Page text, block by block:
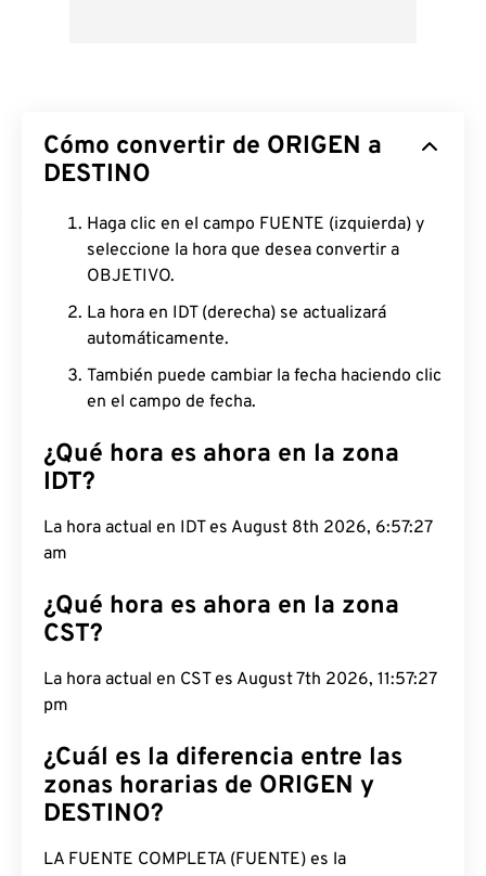
Cómo convertir de ORIGEN a
DESTINO
Haga clic en el campo FUENTE (izquierda) y
seleccione la hora que desea convertir a
OBJETIVO.
La hora en IDT (derecha) se actualizará
automáticamente.
También puede cambiar la fecha haciendo clic
en el campo de fecha.
¿Qué hora es ahora en la zona
IDT?
La hora actual en IDT es August 8th 2026, 6:57:28
am
¿Qué hora es ahora en la zona
CST?
La hora actual en CST es August 7th 2026, 11:57:28
pm
¿Cuál es la diferencia entre las
zonas horarias de ORIGEN y
DESTINO?
LA FUENTE COMPLETA (FUENTE) es la